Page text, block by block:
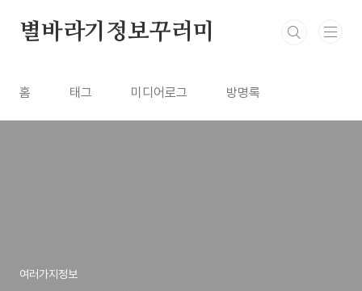
별바라기정보꾸러미
홈 태그 미디어로그 방명록
여러가지정보